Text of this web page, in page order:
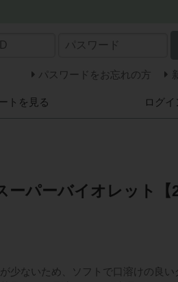
パスワードをお忘れの方
トを見る ログイ
ーパーバイオレット【
少ないため、ソフトで口溶けの良い